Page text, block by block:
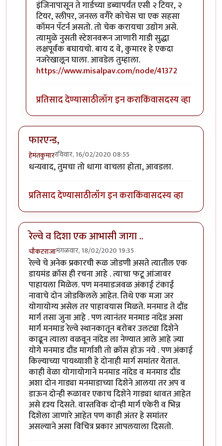
इंजिनापासून ते गार्डच्या डब्यापर्यंत एसी २ टियर, २
टियर, स्लीपर, जनरल वगैरे कोचेस चा एक सहसा
कॉमन पॅटर्न असतो. तो चेक करायचा उद्योग असे.
त्यामुळे नुसती स्टेशनवरून जाणारी गाडी सुद्धा
लक्षपूर्वक बघायचो. बाय द वे, कुमार१ हे एकदा
नजरेखालून घाला. आवडेल तुम्हाला.
https://www.misalpav.com/node/41372
प्रतिसाद देण्यासाठीलॉग इन कराकिंवासदस्य व्हा
फारएन्ड,
हेमंतकुमाररविवार, 16/02/2020 08:55
धन्यवाद, तुमचा तो धागा वाचला होता, आवडला.
प्रतिसाद देण्यासाठीलॉग इन कराकिंवासदस्य व्हा
रेल्वे व दिशा एक आभासी जागा ..
चौकटराजामंगळवार, 18/02/2020 19:35
रेल्वे चे अनेक प्रकारची रूळ जोडणी असते त्यातील एक
डायमंड क्रॉस ही रचना आहे . त्याचा फटू आंजावर
पाहायला मिळेल. पण मनमाडजवळ अंकाई टंकाई
नावाचे दोन जोडकिलले आहेत. तिथे एक मजा जर
योगायोग्य असेल तर पाहावयास मिळते. मनमाड ते दौंड
मार्ग तसा जुना आहे . पण त्यानंतर मनमाड नांदेड असा
मार्ग मनमाड रेल्वे स्थानकातून बरोबर उलट्या दिशेने
काढून त्याला वळवून नांदेड ला नेण्यात आले आहे ज्या
योगे मनमाड दौंड मार्गाशी तो क्रॉस होऊ नये . पण अंकाई
किल्याच्या पायथ्याशी हे दोनाही मार्ग समांतर येतात.
काही वेळा योगायोगाने मनमाड नांदेड व मनमाड दौंड
अशा दोन गाड्या मनमाडाच्या दिशेने आलया तर अप व
डाऊन दोन्ही रूळावर एकाच दिशेने गाड्या धावत आहेत
असे दृश्य दिसते. वास्तविक दोन्ही मार्ग एकेरी व भिन्न
दिशेला जाणारे आहेत पण काही अंतर हे समांतर
असल्याने असा विचित्र प्रकार आपलयाला दिसतो.